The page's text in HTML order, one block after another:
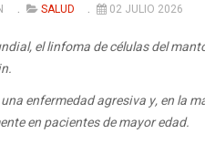
SALUD 02 JULIO 2026
el linfoma de células del
una enfermedad agresiva y, en la
en pacientes de mayor edad.